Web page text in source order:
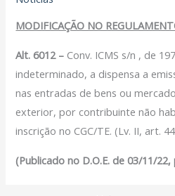
Dissídios e
Serviços
Vagas/
MODIFICAÇÃO NO
Alt. 6012 – Conv. ICMS s/n , de
indeterminado, a dispensa a
nas entradas de bens ou
exterior, por contribuinte não
inscrição no CGC/TE. (Lv. II, art.
(Publicado no D.O.E. de 03/11/22,